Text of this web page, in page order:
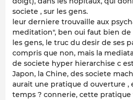
societe , sur les gens.
leur derniere trouvaille aux
meditation", ben oui faut bien
les gens, le truc du desir de ses
compris que non, mais la
de societe hyper hierarchise c
Japon, la Chine, des societe
aurait une pratique d ouverture ,
temps ? connerie, cette